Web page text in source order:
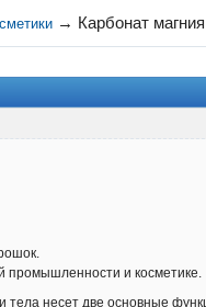
→ Карбонат магния
промышленности и косметике.
тела несет две основные